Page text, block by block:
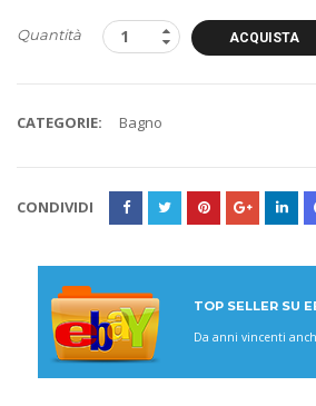
Quantità ACQUISTA
CATEGORIE: Bagno
CONDIVIDI
TOP SELLER SU
Da anni vincenti